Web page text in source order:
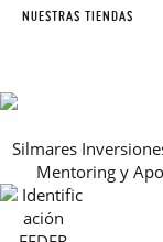
AVISO LEGAL,
GUIA DE TALLAS
REBAJAS
NUESTRAS TIENDAS
Silmares
Mentoring y